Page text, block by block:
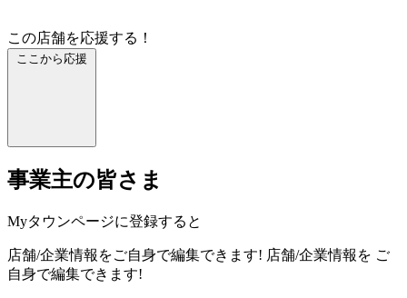
この店舗を応援する！
ここから応援
事業主の皆さま
Myタウンページに登録すると
店舗/企業情報をご自身で編集できます! 店舗/企業情報を ご
自身で編集できます!